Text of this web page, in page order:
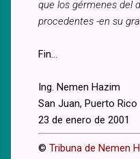
que los gérmenes del
procedentes -en su
Fin...
Ing. Nemen Hazim
San Juan, Puerto Rico
23 de enero de 2001
© Tribuna de Nemen